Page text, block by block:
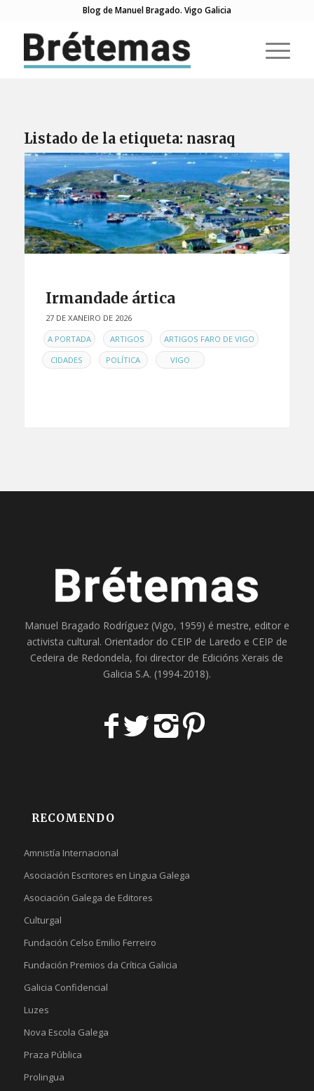
Blog de Manuel Bragado. Vigo Galicia
Listado de la etiqueta: nasraq
Irmandade ártica
27 DE XANEIRO DE 2026
ENA PORTADA , ARTIGOS , ARTIGOS FARO DE VIGO ,
CIDADES , POLÍTICA , VIGO
Manuel Bragado Rodríguez (Vigo, 1959) é mestre, editor e
activista cultural. Orientador do CEIP de Laredo e CEIP de
Cedeira de Redondela, foi director de Edicións Xerais de
Galicia S.A. (1994-2018).
RECOMENDO
Amnistía Internacional
Asociación Escritores en Lingua Galega
Asociación Galega de Editores
Culturgal
Fundación Celso Emilio Ferreiro
Fundación Premios da Crítica Galicia
Galicia Confidencial
Luzes
Nova Escola Galega
Praza Pública
Prolingua